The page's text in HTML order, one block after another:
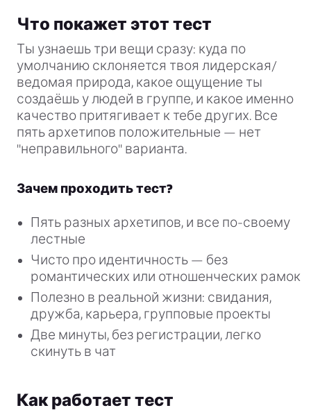
Что покажет этот тест
Ты узнаешь три вещи сразу: куда по
умолчанию склоняется твоя лидерская/
ведомая природа, какое ощущение ты
создаёшь у людей в группе, и какое именно
качество притягивает к тебе других. Все
пять архетипов положительные — нет
"неправильного" варианта.
Зачем проходить тест?
Пять разных архетипов, и все по-своему
лестные
Чисто про идентичность — без
романтических или отношенческих рамок
Полезно в реальной жизни: свидания,
дружба, карьера, групповые проекты
Две минуты, без регистрации, легко
скинуть в чат
Как работает тест